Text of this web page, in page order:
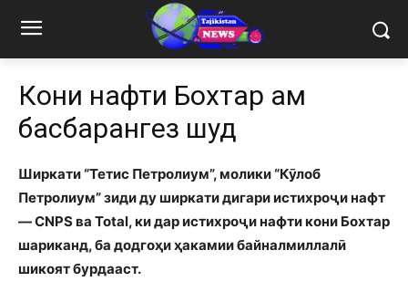
Кони нафти Бохтар ҳам
баҳсбарангез шуд
Ширкати “Тетис Петролиум”, молики “Кӯлоб
Петролиум” зиди ду ширкати дигари истихроҷи нафт
— CNPS ва Total, ки дар истихроҷи нафти кони Бохтар
шариканд, ба додгоҳи ҳакамии байналмиллалӣ
шикоят бурдааст.